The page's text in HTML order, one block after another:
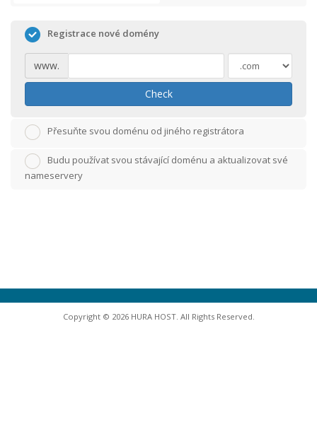
Registrace nové domény
www.
Check
Přesuňte svou doménu od jiného registrátora
Budu používat svou stávající doménu a aktualizovat své
nameservery
Copyright © 2026 HURA HOST. All Rights Reserved.